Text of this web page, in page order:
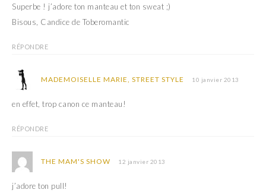
Superbe ! j’adore ton manteau et ton sweat ;)
Bisous, Candice de Toberomantic
RÉPONDRE
MADEMOISELLE MARIE, STREET STYLE 10 janvier 2013
en effet, trop canon ce manteau!
RÉPONDRE
THE MAM'S SHOW 12 janvier 2013
j’adore ton pull!